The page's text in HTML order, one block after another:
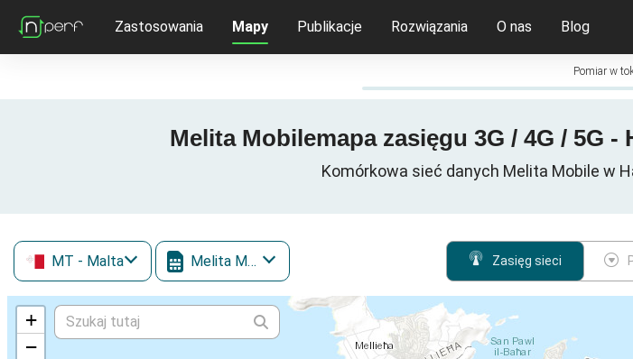
Zastosowania Mapy Publikacje Rozwiązania O nas Blog
Pomiar w
Melita Mobilemapa zasięgu 3G / 4G / 5G
Komórkowa sieć danych Melita Mobile w
MT - Malta Melita Mobile Zasięg sieci
+
−